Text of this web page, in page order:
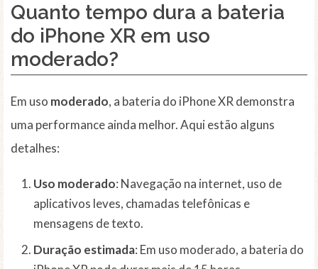
Quanto tempo dura a bateria
do iPhone XR em uso
moderado?
Em uso moderado, a bateria do iPhone XR demonstra
uma performance ainda melhor. Aqui estão alguns
detalhes:
Uso moderado: Navegação na internet, uso de
aplicativos leves, chamadas telefônicas e
mensagens de texto.
Duração estimada: Em uso moderado, a bateria do